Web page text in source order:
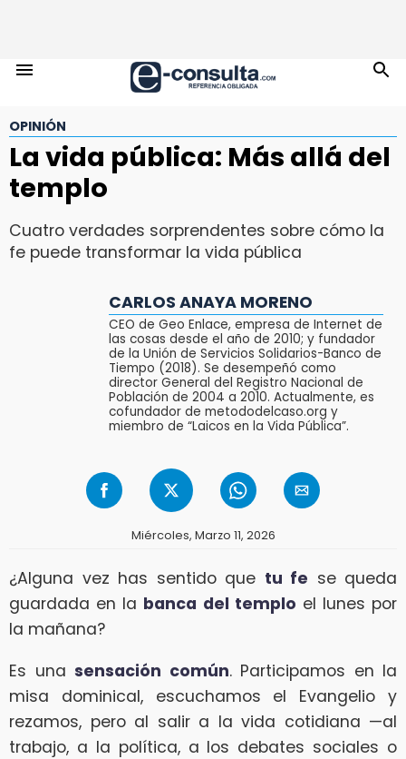
OPINIÓN
La vida pública: Más allá del
templo
Cuatro verdades sorprendentes sobre cómo la
fe puede transformar la vida pública
CARLOS ANAYA MORENO
CEO de Geo Enlace, empresa de Internet de
las cosas desde el año de 2010; y fundador
de la Unión de Servicios Solidarios-Banco de
Tiempo (2018). Se desempeñó como
director General del Registro Nacional de
Población de 2004 a 2010. Actualmente, es
cofundador de metododelcaso.org y
miembro de “Laicos en la Vida Pública”.
Miércoles, Marzo 11, 2026
¿Alguna vez has sentido que tu fe se queda
guardada en la banca del templo el lunes por
la mañana?
Es una sensación común. Participamos en la
misa dominical, escuchamos el Evangelio y
rezamos, pero al salir a la vida cotidiana —al
trabajo, a la política, a los debates sociales o